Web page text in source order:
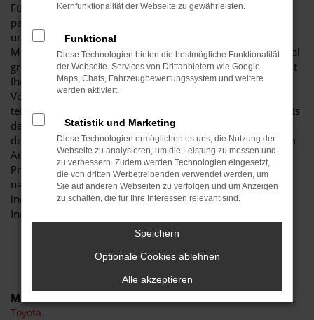
Für Schwarzheide gibt es kaum ein Fahrzeug, das so gut
passt wie einen Toyota Proace Neuwagen. Der Grund liegt
unter anderem in der herausragenden Ausstattung dieses
Modells, das in der aktuellen Modellgeneration noch einmal
gründlich verbessert wurde. Entsprechend genießen Sie mit
Ihrem Toyota Proace Neuwagen in Schwarzheide die
Vorzüge zeitgemäßer Assistenzsysteme und eine Fülle an
teils ungewöhnlichen Extras. Viele Experten sind sich bereits
darüber einig, dass ein Toyota Proace Neuwagen weit über
den Durchschnitt der Fahrzeugklasse hinausweist. Wir vom
Autohaus Schiefelbein ermöglichen Ihnen, Ihren Toyota
Proace Neuwagen für Schwarzheide bis ins kleinste Detail
nach eigenen Wünschen festzulegen. Entscheiden Sie
individuell, welche Lackierung, Motorisierung und
Innenausstattung es sein darf. Wir beraten Sie gern.
Marken
Toyota
Kernfunktionalität der Webseite zu gewährleisten.
Funktional
Diese Technologien bieten die bestmögliche Funktionalität
der Webseite. Services von Drittanbietern wie Google
Maps, Chats, Fahrzeugbewertungssystem und weitere
werden aktiviert.
Statistik und Marketing
Diese Technologien ermöglichen es uns, die Nutzung der
Webseite zu analysieren, um die Leistung zu messen und
zu verbessern. Zudem werden Technologien eingesetzt,
die von dritten Werbetreibenden verwendet werden, um
Sie auf anderen Webseiten zu verfolgen und um Anzeigen
zu schalten, die für Ihre Interessen relevant sind.
Speichern
Optionale Cookies ablehnen
Alle akzeptieren